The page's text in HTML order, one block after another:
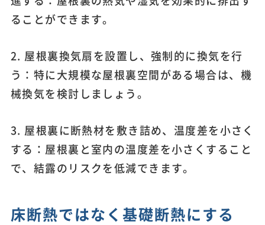
ることができます。
2. 屋根裏換気扇を設置し、強制的に換気を行
う：特に大規模な屋根裏空間がある場合は、機
械換気を検討しましょう。
3. 屋根裏に断熱材を敷き詰め、温度差を小さく
する：屋根裏と室内の温度差を小さくすること
で、結露のリスクを低減できます。
床断熱ではなく基礎断熱にする